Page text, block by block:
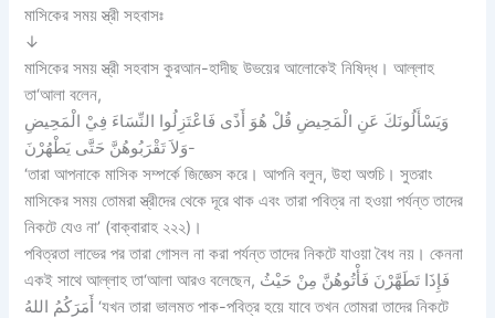
মাসিকের সময় স্ত্রী সহবাসঃ
↓
মাসিকের সময় স্ত্রী সহবাস কুরআন-হাদীছ উভয়ের আলোকেই নিষিদ্ধ। আল্লাহ
তা‘আলা বলেন,
وَيَسْأَلُونَكَ عَنِ الْمَحِيضِ قُلْ هُوَ أَذًى فَاعْتَزِلُوا النِّسَاءَ فِيْ الْمَحِيضِ
وَلاَ تَقْرَبُوهُنَّ حَتَّى يَطْهُرْنَ-
‘তারা আপনাকে মাসিক সম্পর্কে জিজ্ঞেস করে। আপনি বলুন, উহা অশুচি। সুতরাং
মাসিকের সময় তোমরা স্ত্রীদের থেকে দূরে থাক এবং তারা পবিত্র না হওয়া পর্যন্ত তাদের
নিকটে যেও না’ (বাক্বারাহ ২২২)।
পবিত্রতা লাভের পর তারা গোসল না করা পর্যন্ত তাদের নিকটে যাওয়া বৈধ নয়। কেননা
একই সাথে আল্লাহ তা‘আলা আরও বলেছেন, فَإِذَا تَطَهَّرْنَ فَأْتُوهُنَّ مِنْ حَيْثُ
أَمَرَكُمُ اللهُ ‘যখন তারা ভালমত পাক-পবিত্র হয়ে যাবে তখন তোমরা তাদের নিকটে